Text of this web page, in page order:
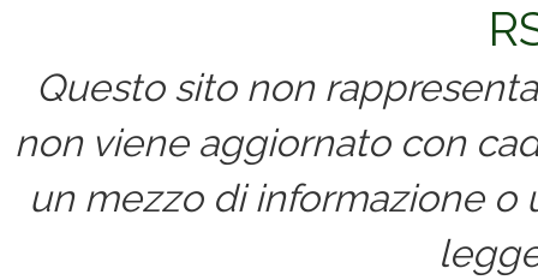
Questo sito non
non viene aggiornato con
un mezzo di informazione